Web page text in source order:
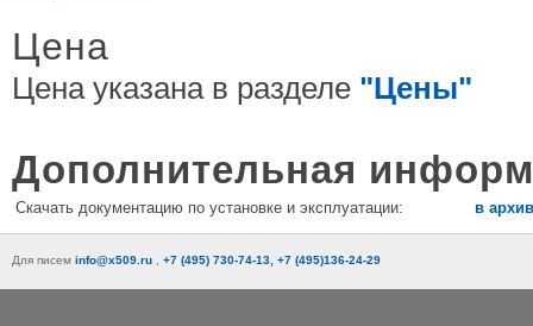
Цена
Цена указана в разделе "Цены"
Дополнительная
Скачать документацию по установке и эксплуатации: в
Для писем info@x509.ru +7 (495) 730-74-13, +7 (495)136-24-29